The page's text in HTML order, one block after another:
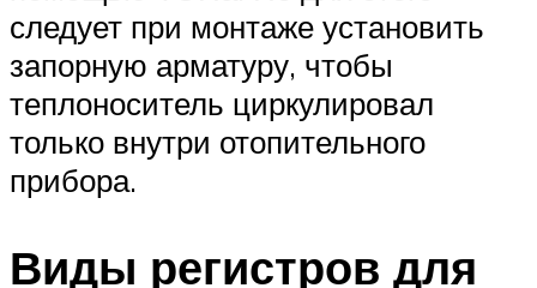
следует при монтаже установить
запорную арматуру, чтобы
теплоноситель циркулировал
только внутри отопительного
прибора.
Виды регистров для